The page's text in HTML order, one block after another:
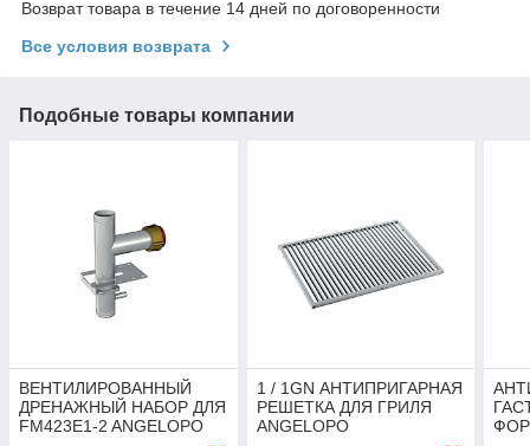
Возврат товара в течение 14 дней по договоренности
Все условия возврата
Подобные товары компании
ВЕНТИЛИРОВАННЫЙ
ДРЕНАЖНЫЙ НАБОР ДЛЯ
FM423E1-2 ANGELOPO
1 / 1GN АНТИПРИГАРНАЯ
РЕШЕТКА ДЛЯ ГРИЛЯ
ANGELOPO